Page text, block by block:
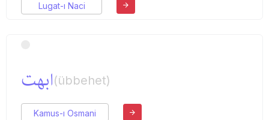
Lugat-ı Naci
ابهت(übbehet)
Kamus-ı Osmani